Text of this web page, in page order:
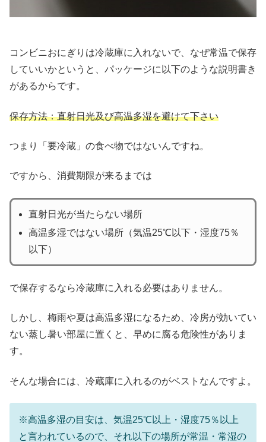
コンビニおにぎりは冷蔵庫に入れないで、なぜ常温で保存
していいかというと、パッケージに以下のような説明書き
があるからです。
保存方法：直射日光及び高温多湿を避けて下さい
つまり「要冷蔵」の食べ物ではないんですね。
ですから、消費期限が来るまでは
直射日光が当たらない場所
高温多湿ではない場所（気温25℃以下・湿度75％
以下）
で保存するなら冷蔵庫に入れる必要はありません。
しかし、梅雨や夏は高温多湿になるため、冷房が効いてい
ない蒸し暑い部屋に置くと、早めに腐る危険性がありま
す。
そんな場合には、冷蔵庫に入れるのがベストなんですよ。
※高温多湿の目安は、気温25℃以上・湿度75％以上
と言われているので、それ以下の場所が常温・常湿の